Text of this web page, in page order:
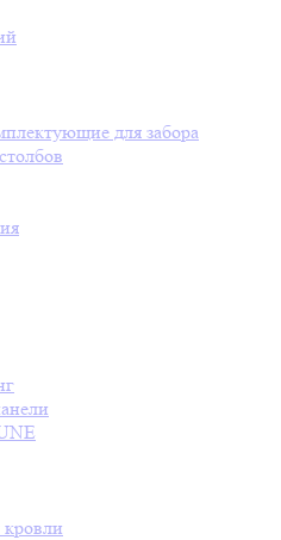
для забора
кровли